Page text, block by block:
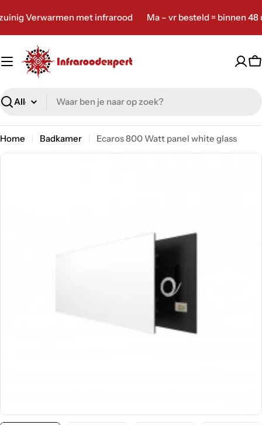
naar
inhoud
met infrarood Ma – vr besteld = binnen 48 uur
Zoeken
Home Badkamer
Ecaros 800 Watt panel white glass
Ga